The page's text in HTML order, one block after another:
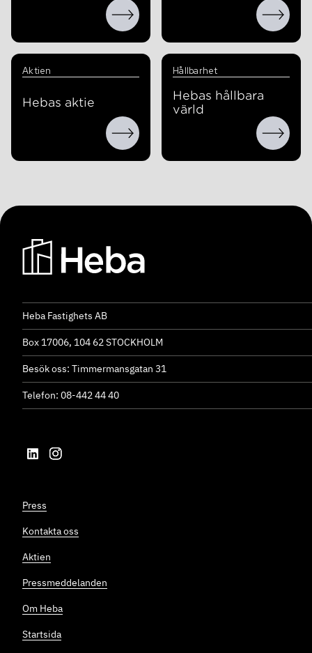
Aktien
Hebas aktie
Hållbarhet
Hebas hållbara
värld
Press
Kontakta oss
Aktien
Pressmeddelanden
Om Heba
Startsida
Heba Fastighets AB
Box 17006, 104 62 STOCKHOLM
Besök oss: Timmermansgatan 31
Telefon: 08-442 44 40